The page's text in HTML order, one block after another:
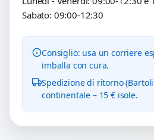
Sabato: 09:00-12:30
Consiglio: usa un corriere
imballa con cura.
Spedizione di ritorno
continentale – 15 € isole.